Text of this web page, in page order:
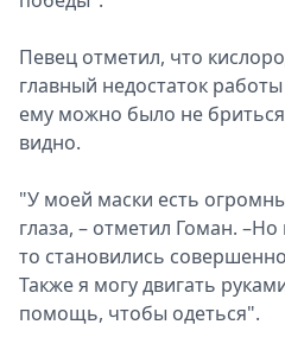
Певец отметил, что
главный недостаток
ему можно было не
видно.
"У моей маски есть
глаза, – отметил Гоман.
то становились
Также я могу двигать
помощь, чтобы одеться".